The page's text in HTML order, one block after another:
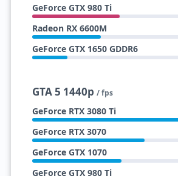
GeForce GTX 980 Ti
Radeon RX 6600M
GeForce GTX 1650 GDDR6
GTA 5 1440p / fps
GeForce RTX 3080 Ti
GeForce RTX 3070
GeForce GTX 1070
GeForce GTX 980 Ti